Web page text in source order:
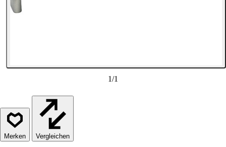
1/1
Vergleichen